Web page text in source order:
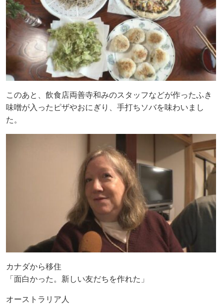
このあと、飲食店両善寺和みのスタッフなどが作ったふき
味噌が入ったピザやおにぎり、手打ちソバを味わいまし
た。
カナダから移住
「面白かった。新しい友だちを作れた」
オーストラリア人